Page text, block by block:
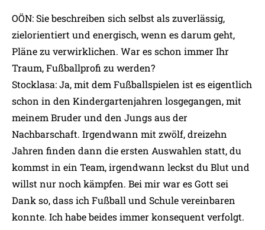
OÖN: Sie beschreiben sich selbst als zuverlässig,
zielorientiert und energisch, wenn es darum geht,
Pläne zu verwirklichen. War es schon immer Ihr
Traum, Fußballprofi zu werden?
Stocklasa: Ja, mit dem Fußballspielen ist es eigentlich
schon in den Kindergartenjahren losgegangen, mit
meinem Bruder und den Jungs aus der
Nachbarschaft. Irgendwann mit zwölf, dreizehn
Jahren finden dann die ersten Auswahlen statt, du
kommst in ein Team, irgendwann leckst du Blut und
willst nur noch kämpfen. Bei mir war es Gott sei
Dank so, dass ich Fußball und Schule vereinbaren
konnte. Ich habe beides immer konsequent verfolgt.